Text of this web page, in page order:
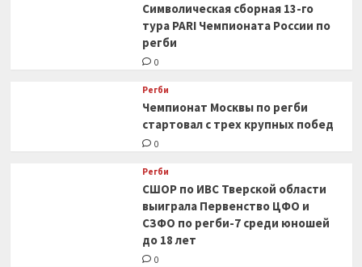
Символическая сборная 13-го
тура PARI Чемпионата России по
регби
0
Регби
Чемпионат Москвы по регби
стартовал с трех крупных побед
0
Регби
СШОР по ИВС Тверской области
выиграла Первенство ЦФО и
СЗФО по регби-7 среди юношей
до 18 лет
0